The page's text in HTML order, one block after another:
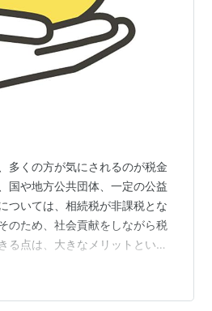
多くの方が気にされるのが税金
国や地方公共団体、一定の公益
ついては、相続税が非課税とな
のため、社会貢献をしながら税
る点は、大きなメリットといえ
対象となる法人には一定の要件
おくことが重要です。また、不